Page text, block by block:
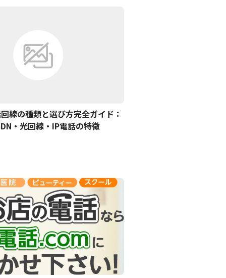
線の種類と選び方完全ガイド：
・光回線・IP電話の特徴